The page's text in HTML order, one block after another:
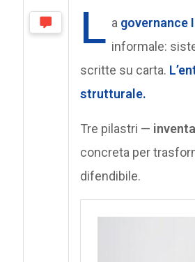
L a governance
informale:
scritte su carta.
strutturale.
Tre pilastri —
concreta per
difendibile.